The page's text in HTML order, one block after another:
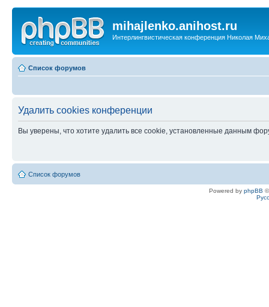
mihajlenko.anihost.ru
Интерлингвистическая конференция Николая
Список форумов
Удалить cookies конференции
Вы уверены, что хотите удалить все cookie, установленные данным
Список форумов
Powered by phpBB